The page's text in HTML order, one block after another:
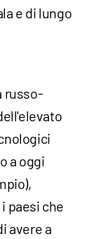
e di lungo
russo-
a oggi
paesi che
avere a